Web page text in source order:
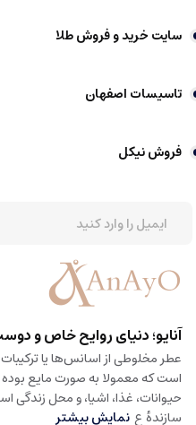
سایت خرید و فروش طلا
تاسیسات اصفهان
فروش نیکل
آنایو؛ دنیای روایح خاص و
عطر مخلوطی از اسانس‌ها یا
است که معمولا به صورت مایع
حیوانات، غذا، اشیا، و محل زندگی
سازندهٔ ع نمایش بیشتر